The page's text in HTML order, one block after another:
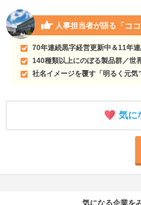
人事担当者が語る 「コ
70年連続黒字経営更新中＆11年
140種類以上にのぼる製品群／世
社名イメージを覆す「明るく元
気に
気になる企業を